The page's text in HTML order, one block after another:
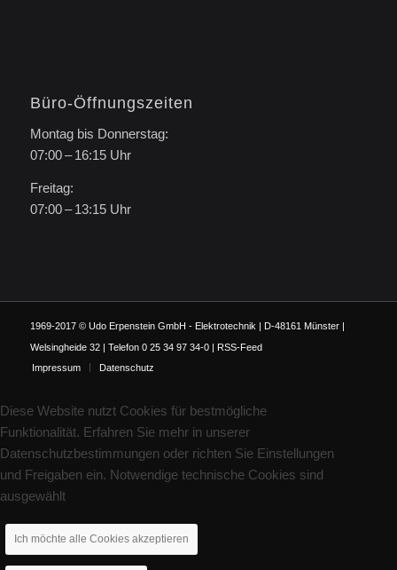
Büro-Öffnungszeiten
Montag bis Donnerstag:
07:00 – 16:15 Uhr
Freitag:
07:00 – 13:15 Uhr
1969-2017 © Udo Erpenstein GmbH - Elektrotechnik | D-48161 Münster |
Welsingheide 32 | Telefon 0 25 34 97 34-0 |
RSS-Feed
Impressum
Datenschutz
Diese Website nutzt Cookies für bestmögliche
Funktionalität. Erfahren Sie mehr in unserer
Datenschutzbestimmungen oder richten Sie Einstellungen
und Freigaben ein. Notwendige technische Cookies sind
ausgewählt
Ich möchte alle Cookies akzeptieren